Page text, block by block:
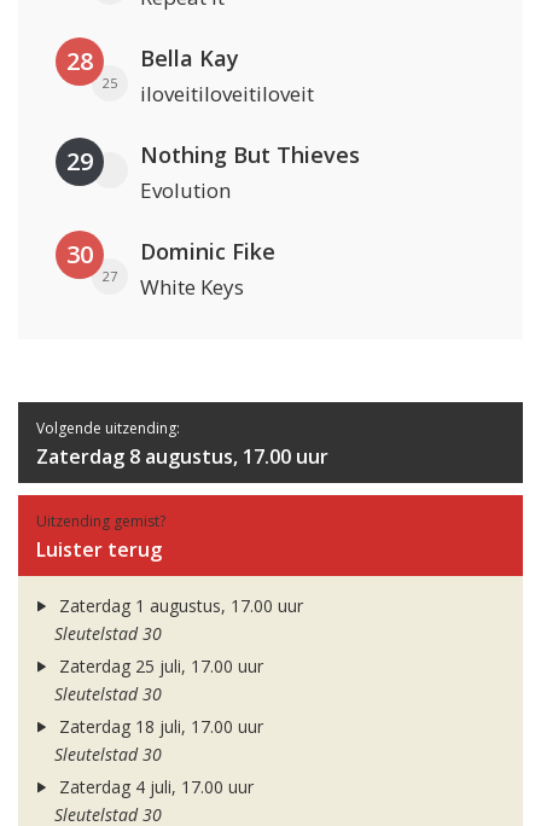
28
25
Bella Kay
iloveitiloveitiloveit
29 Nothing But Thieves
Evolution
30
27
Dominic Fike
White Keys
Volgende uitzending:
Zaterdag 8 augustus, 17.00 uur
Uitzending gemist?
Luister terug
Zaterdag 1 augustus, 17.00 uur
Sleutelstad 30
Zaterdag 25 juli, 17.00 uur
Sleutelstad 30
Zaterdag 18 juli, 17.00 uur
Sleutelstad 30
Zaterdag 4 juli, 17.00 uur
Sleutelstad 30